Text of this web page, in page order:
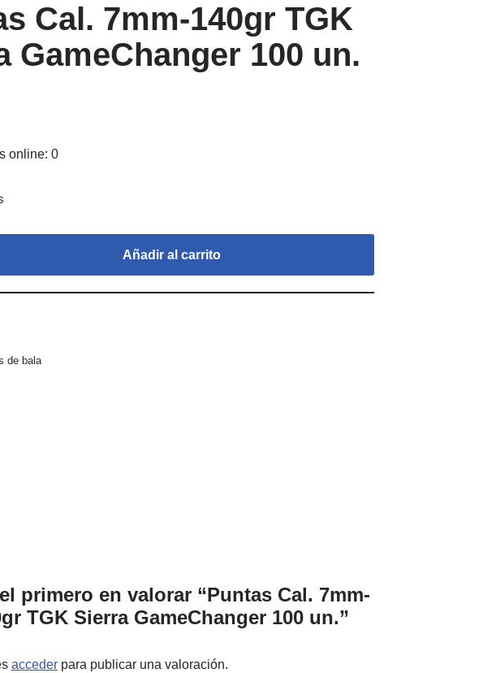
Cal. 7mm-140gr TGK
GameChanger 100 un.
online: 0
Añadir al carrito
de bala
primero en valorar “Puntas Cal. 7mm-
TGK Sierra GameChanger 100 un.”
acceder para publicar una valoración.